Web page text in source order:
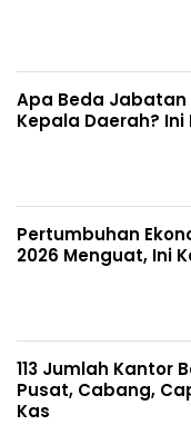
Apa Beda Jabatan
Kepala Daerah?
Pertumbuhan
2026 Menguat, Ini
113 Jumlah Kantor
Pusat, Cabang,
Kas